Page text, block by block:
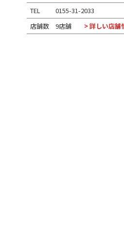
TEL
0155-31-2033
店舗数
9店舗 > 詳しい店舗